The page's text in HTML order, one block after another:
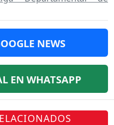
NEWS
EN WHATSAPP